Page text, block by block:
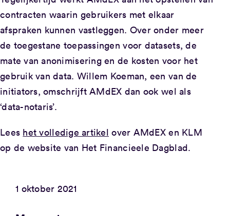
contracten waarin gebruikers met elkaar
afspraken kunnen vastleggen. Over onder meer
de toegestane toepassingen voor datasets, de
mate van anonimisering en de kosten voor het
gebruik van data. Willem Koeman, een van de
initiators, omschrijft AMdEX dan ook wel als
‘data-notaris’.
Lees het volledige artikel over AMdEX en KLM
op de website van Het Financieele Dagblad.
1 oktober 2021